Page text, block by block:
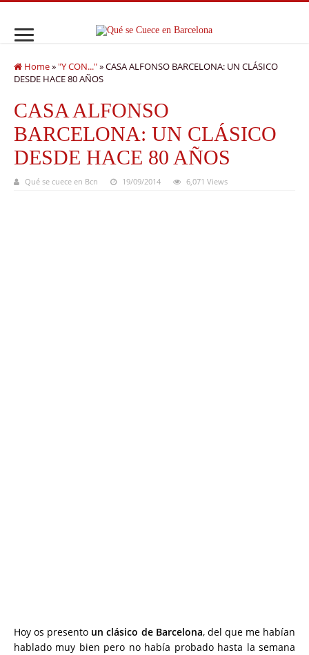
Home»"Y CON..."»CASA ALFONSO BARCELONA: UN CLÁSICO
DESDE HACE 80 AÑOS
CASA ALFONSO
BARCELONA: UN CLÁSICO
DESDE HACE 80 AÑOS
Qué se cuece en Bcn 19/09/2014 6,071 Views
Hoy os presento un clásico de Barcelona, del que me habían
hablado muy bien pero no había probado hasta la semana